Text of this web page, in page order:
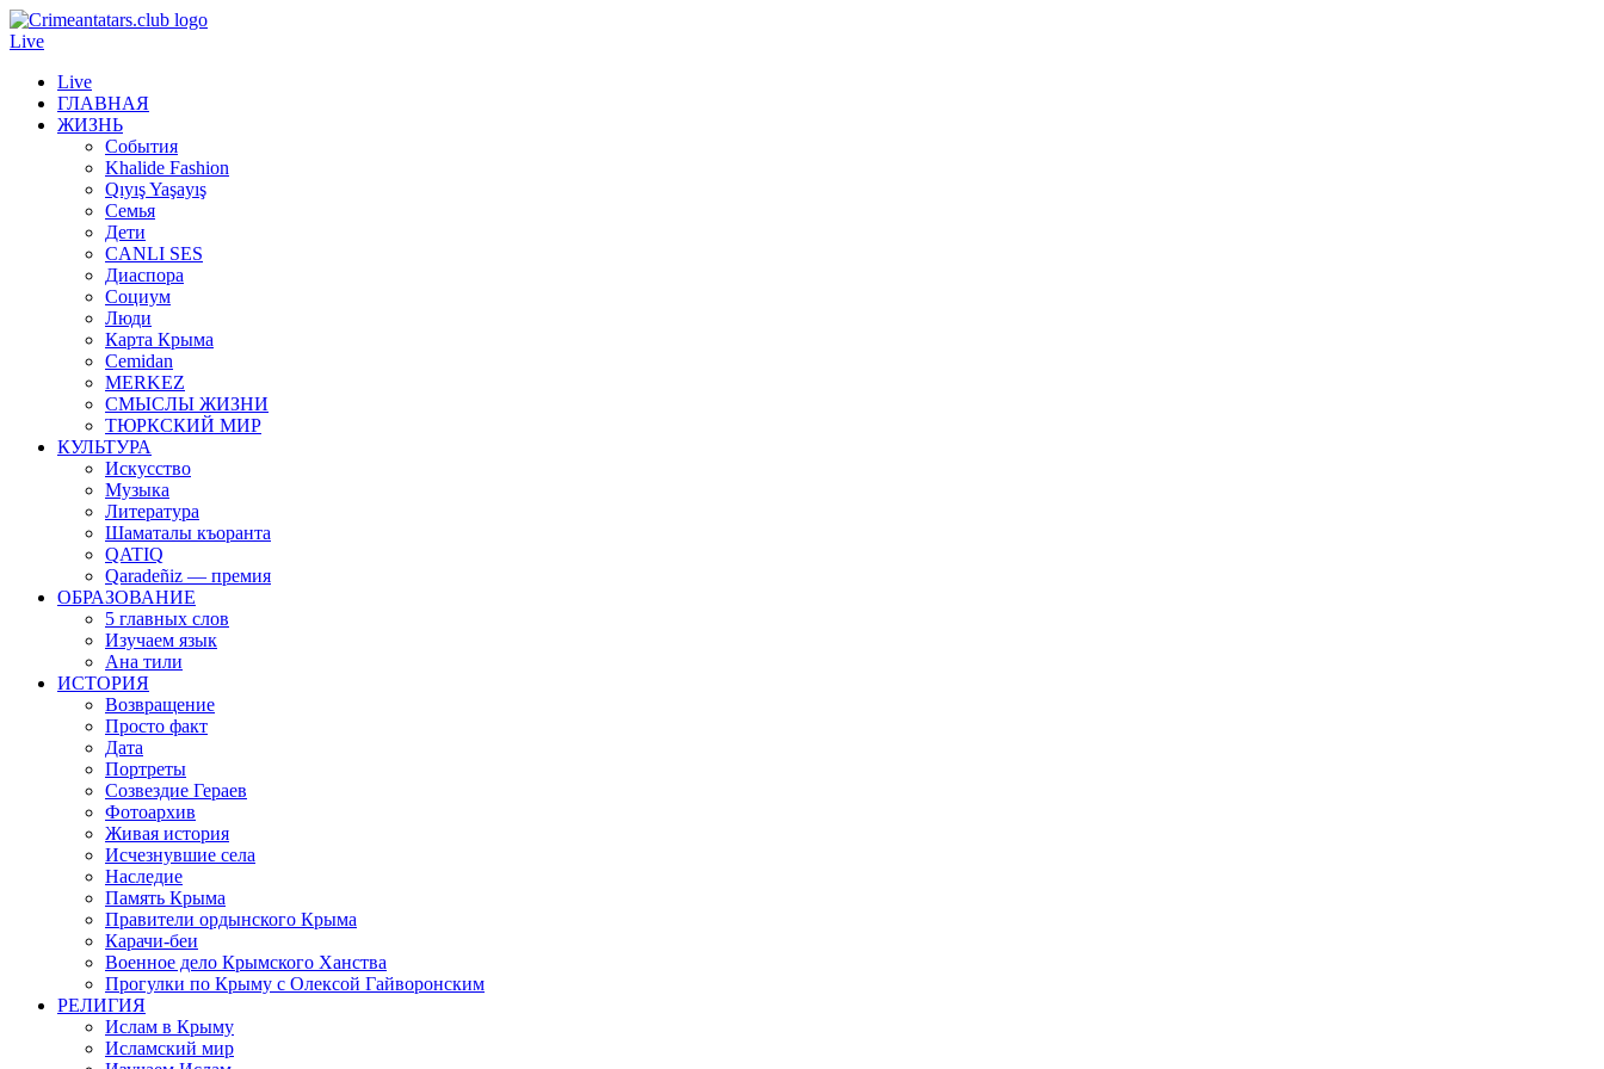
Live
Live
ГЛАВНАЯ
ЖИЗНЬ
События
Khalide Fashion
Qıyış Yaşayış
Семья
Дети
CANLI SES
Диаспора
Социум
Люди
Карта Крыма
Cemidan
МERKEZ
СМЫСЛЫ ЖИЗНИ
ТЮРКСКИЙ МИР
КУЛЬТУРА
Искусство
Музыка
Литература
Шаматалы къоранта
QATIQ
Qaradeñiz — премия
ОБРАЗОВАНИЕ
5 главных слов
Изучаем язык
Ана тили
ИСТОРИЯ
Возвращение
Просто факт
Дата
Портреты
Созвездие Гераев
Фотоархив
Живая история
Исчезнувшие села
Наследие
Память Крыма
Правители ордынского Крыма
Карачи-беи
Военное дело Крымского Ханства
Прогулки по Крыму с Олексой Гайворонским
РЕЛИГИЯ
Ислам в Крыму
Исламский мир